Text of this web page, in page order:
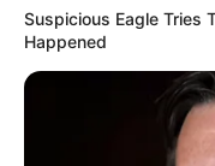
Suspicious Eagle Tries
Happened